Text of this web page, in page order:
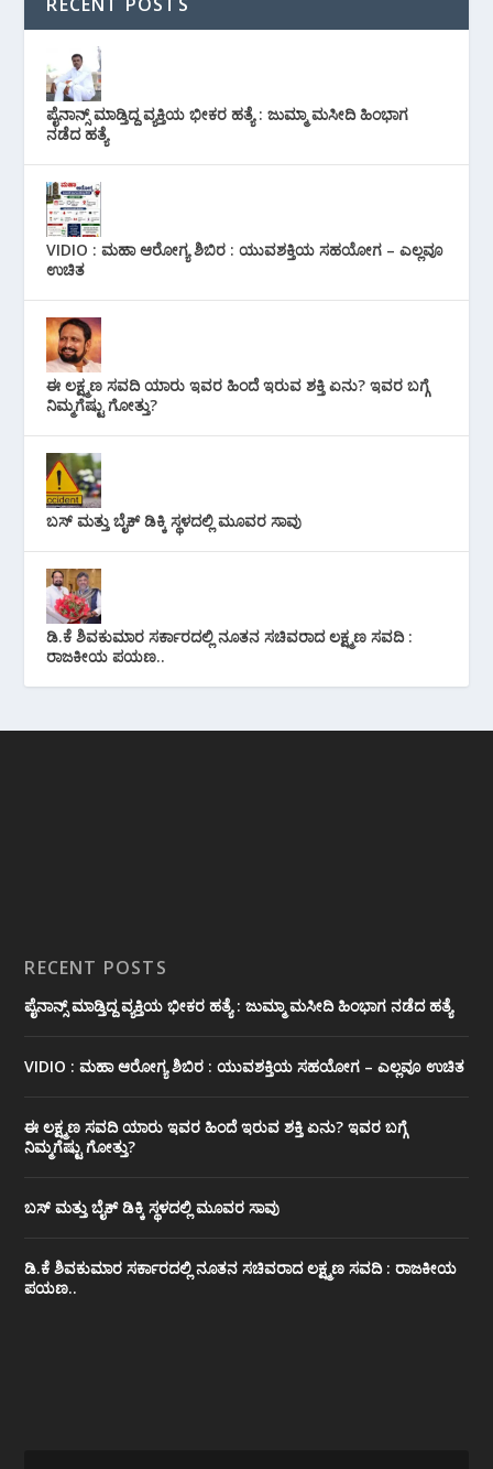
ಪೈನಾನ್ಸ್ ಮಾಡ್ತಿದ್ದ ವ್ಯಕ್ತಿಯ ಭೀಕರ‌ ಹತ್ಯೆ : ಜುಮ್ಮಾ ಮಸೀದಿ ಹಿಂಭಾಗ
ನಡೆದ ಹತ್ಯೆ
VIDIO : ಮಹಾ ಆರೋಗ್ಯ ಶಿಬಿರ : ಯುವಶಕ್ತಿಯ ಸಹಯೋಗ – ಎಲ್ಲವೂ
ಉಚಿತ
ಈ ಲಕ್ಷ್ಮಣ ಸವದಿ ಯಾರು ಇವರ ಹಿಂದೆ ಇರುವ ಶಕ್ತಿ ಏನು? ಇವರ ಬಗ್ಗೆ
ನಿಮ್ಮಗೆಷ್ಟು ಗೋತ್ತು?
ಬಸ್ ಮತ್ತು ಬೈಕ್ ಡಿಕ್ಕಿ ಸ್ಥಳದಲ್ಲಿ ಮೂವರ ಸಾವು
ಡಿ.ಕೆ ಶಿವಕುಮಾರ ಸರ್ಕಾರದಲ್ಲಿ ನೂತನ ಸಚಿವರಾದ ಲಕ್ಷ್ಮಣ ಸವದಿ :
ರಾಜಕೀಯ ಪಯಣ..
RECENT POSTS
ಪೈನಾನ್ಸ್ ಮಾಡ್ತಿದ್ದ ವ್ಯಕ್ತಿಯ ಭೀಕರ‌ ಹತ್ಯೆ : ಜುಮ್ಮಾ ಮಸೀದಿ ಹಿಂಭಾಗ ನಡೆದ ಹತ್ಯೆ
VIDIO : ಮಹಾ ಆರೋಗ್ಯ ಶಿಬಿರ : ಯುವಶಕ್ತಿಯ ಸಹಯೋಗ – ಎಲ್ಲವೂ ಉಚಿತ
ಈ ಲಕ್ಷ್ಮಣ ಸವದಿ ಯಾರು ಇವರ ಹಿಂದೆ ಇರುವ ಶಕ್ತಿ ಏನು? ಇವರ ಬಗ್ಗೆ
ನಿಮ್ಮಗೆಷ್ಟು ಗೋತ್ತು?
ಬಸ್ ಮತ್ತು ಬೈಕ್ ಡಿಕ್ಕಿ ಸ್ಥಳದಲ್ಲಿ ಮೂವರ ಸಾವು
ಡಿ.ಕೆ ಶಿವಕುಮಾರ ಸರ್ಕಾರದಲ್ಲಿ ನೂತನ ಸಚಿವರಾದ ಲಕ್ಷ್ಮಣ ಸವದಿ : ರಾಜಕೀಯ
ಪಯಣ..